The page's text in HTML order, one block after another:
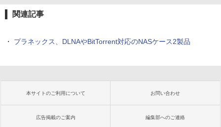
関連記事
・ プラネックス、DLNAやBitTorrent対応のNASケース2製品
本サイトのご利用について お問い合わせ
広告掲載のご案内 編集部へのご連絡